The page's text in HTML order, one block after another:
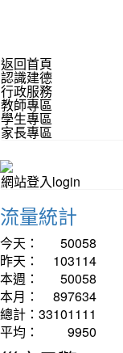
返回首頁
認識建德
行政服務
教師專區
學生專區
家長專區
網站登入login
流量統計
今天：
50058
昨天：
103114
本週：
50058
本月：
897634
總計： 33101111
平均：
9950